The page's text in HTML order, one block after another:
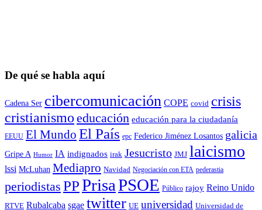
De qué se habla aquí
Cadena Ser cibercomunicación COPE covid crisis
cristianismo educación educación para la ciudadaní­a
EEUU El Mundo El País epc Federico Jiménez Losantos galicia
Gripe A Humor IA indignados irak Jesucristo JMJ laicismo
lssi McLuhan Mediapro Navidad Negociación con ETA pederastia
periodistas PPPrisaPSOE Público rajoy Reino Unido
RTVE Rubalcaba sgae twitter UE universidad Universidad de